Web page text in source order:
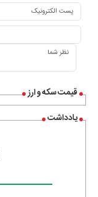
قیمت سکه و ارز
یادداشت